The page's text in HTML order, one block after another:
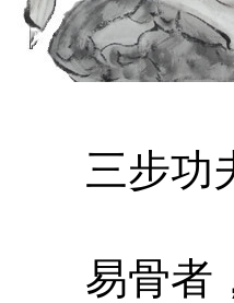
三步功
易骨者，